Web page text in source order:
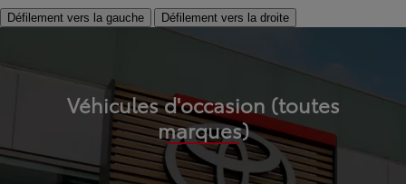
Défilement vers la gauche Défilement vers la droite
Véhicules d'occasion (toutes
marques)